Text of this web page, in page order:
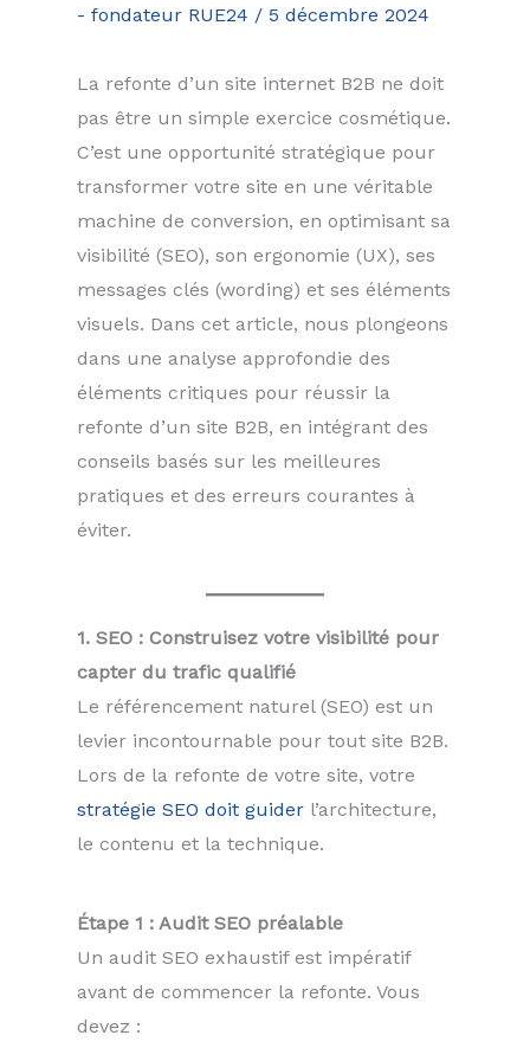
- fondateur RUE24 / 5 décembre 2024
La refonte d’un site internet B2B ne doit
pas être un simple exercice cosmétique.
C’est une opportunité stratégique pour
transformer votre site en une véritable
machine de conversion, en optimisant sa
visibilité (SEO), son ergonomie (UX), ses
messages clés (wording) et ses éléments
visuels. Dans cet article, nous plongeons
dans une analyse approfondie des
éléments critiques pour réussir la
refonte d’un site B2B, en intégrant des
conseils basés sur les meilleures
pratiques et des erreurs courantes à
éviter.
1. SEO : Construisez votre visibilité pour
capter du trafic qualifié
Le référencement naturel (SEO) est un
levier incontournable pour tout site B2B.
Lors de la refonte de votre site, votre
stratégie SEO doit guider l’architecture,
le contenu et la technique.
Étape 1 : Audit SEO préalable
Un audit SEO exhaustif est impératif
avant de commencer la refonte. Vous
devez :